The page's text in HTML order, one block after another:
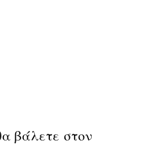
βάλετε στον